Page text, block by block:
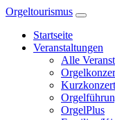
Zum
springen
Orgeltourismus
Startseite
Veranstaltungen
Alle
Kurzkonzert
OrgelPlus